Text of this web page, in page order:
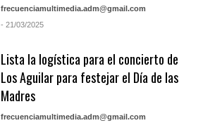
frecuenciamultimedia.adm@gmail.com
- 21/03/2025
Lista la logística para el concierto de
Los Aguilar para festejar el Día de las
Madres
frecuenciamultimedia.adm@gmail.com